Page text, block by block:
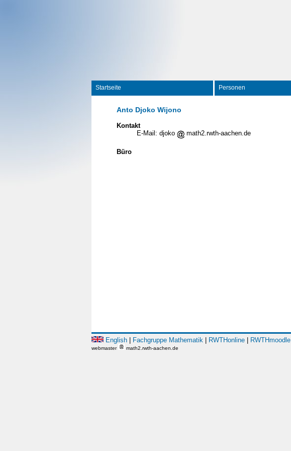
Startseite Personen
Anto Djoko Wijono
Kontakt
E-Mail: djoko
math2.rwth-aachen.de
Büro
English Fachgruppe Mathematik RWTHonline RWTHmoodle
webmaster math2.rwth-aachen.de